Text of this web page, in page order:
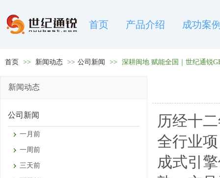
首页 产品介绍 成功案
首页 >> 新闻动态 >> 公司新闻 >> 深耕闽地 赋能全国｜世纪通锐
新闻动态
公司新闻
一月前
一周前
三天前
历经十
全行业
成式引